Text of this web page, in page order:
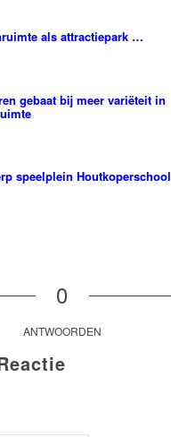
als attractiepark …
gebaat bij meer variëteit in
speelplein Houtkoperschool
0
ANTWOORDEN